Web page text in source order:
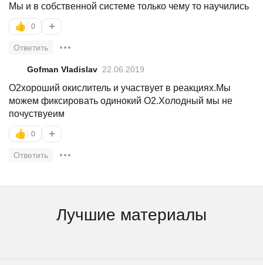
Мы и в собственной системе только чему то научились
👍 0 +
Ответить
Gofman Vladislav 22.06.2019
О2хороший окислитель и участвует в реакциях.Мы
можем фиксировать одинокий О2.Холодный мы не
почуствуеим
👍 0 +
Ответить
Лучшие материалы